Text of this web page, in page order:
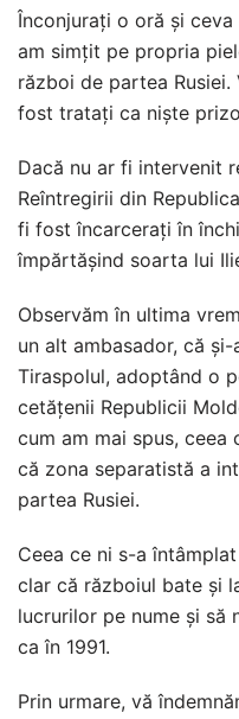
Înconjurați o oră și
am simțit pe propria
război de partea
fost tratați ca niște
Dacă nu ar fi intervenit
Reîntregirii din
fi fost încarcerați în
împărtășind soarta lui
Observăm în ultima
un alt ambasador, că
Tiraspolul, adoptând o
cetățenii Republicii
cum am mai spus,
că zona separatistă a
partea Rusiei.
Ceea ce ni s-a
clar că războiul bate și
lucrurilor pe nume și să
ca în 1991.
Prin urmare, vă